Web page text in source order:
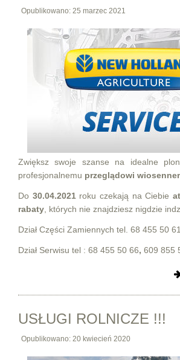
Opublikowano: 25 marzec 2021
Zwiększ swoje szanse na idealne
profesjonalnemu przeglądowi
Do 30.04.2021 roku czekają na Ciebie
rabaty, których nie znajdziesz nigdzie
Dział Części Zamiennych tel. 68 455 50 61
Dział Serwisu tel : 68 455 50 66, 609 855
USŁUGI ROLNICZE !!!
Opublikowano: 20 kwiecień 2020